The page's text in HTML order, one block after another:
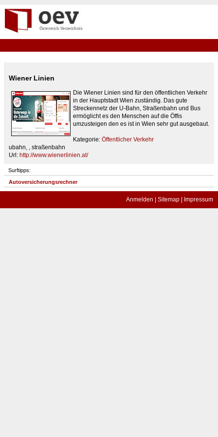
Wiener Linien
Die Wiener Linien sind für den öffentlichen Verkehr
in der Hauptstadt Wien zuständig. Das gute
Streckennetz der U-Bahn, Straßenbahn und Bus
ermöglicht es den Menschen auf die Öffis
umzusteigen den es ist in Wien sehr gut ausgebaut.
Kategorie: Öffentlicher Verkehr
ubahn, , straßenbahn
Url: http://www.wienerlinien.at/
Surftipps:
Autoversicherungsrechner
Anmelden Sitemap Impressum